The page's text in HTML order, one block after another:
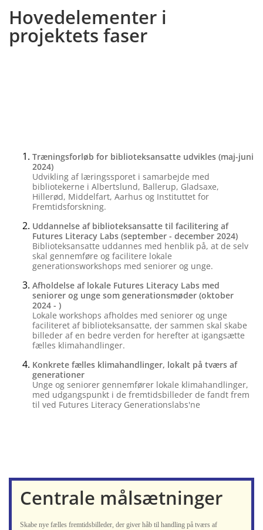
Hovedelementer i
projektets faser
Træningsforløb for biblioteksansatte udvikles (maj-juni
2024)
Udvikling af læringssporet i samarbejde med
bibliotekerne i Albertslund, Ballerup, Gladsaxe,
Hillerød, Middelfart, Aarhus og Instituttet for
Fremtidsforskning.
Uddannelse af biblioteksansatte til facilitering af
Futures Literacy Labs (september - december 2024)
Biblioteksansatte uddannes med henblik på, at de selv
skal gennemføre og facilitere lokale
generationsworkshops med seniorer og unge.
Afholdelse af lokale Futures Literacy Labs med
seniorer og unge som generationsmøder (oktober
2024 - )
Lokale workshops afholdes med seniorer og unge
faciliteret af biblioteksansatte, der sammen skal skabe
billeder af en bedre verden for herefter at igangsætte
fælles klimahandlinger.
Konkrete fælles klimahandlinger, lokalt på tværs af
generationer
Unge og seniorer gennemfører lokale klimahandlinger,
med udgangspunkt i de fremtidsbilleder de fandt frem
til ved Futures Literacy Generationslabs'ne
Centrale målsætninger
Skabe nye fælles fremtidsbilleder, der giver håb til handling på tværs af